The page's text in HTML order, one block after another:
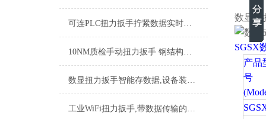
可连PLC扭力扳手拧紧数据实时上传,直连PLC智能扭力扳手厂家
10NM质检手动扭力扳手 钢结构紧固力矩扳手 工业手动扭矩测量工具厂家
数显扭力扳手智能存数据,设备装配精密数字式智能力矩扳手厂家
工业WiFi扭力扳手,带数据传输的WiFi扭力扳手,数据款扭力扳手品牌
数显
SGSX
产品
号